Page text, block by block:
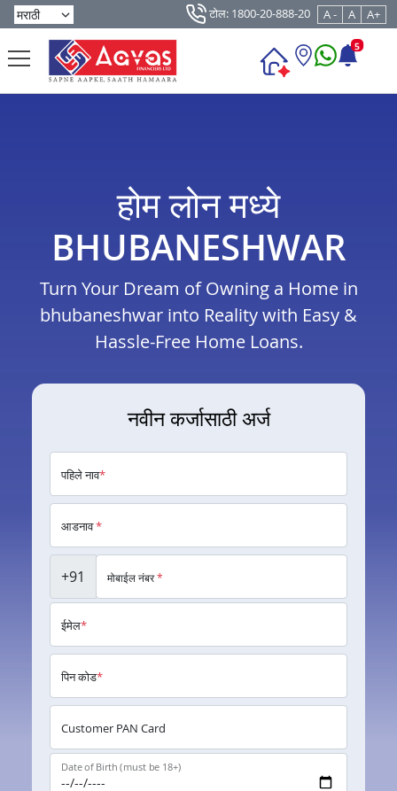
टोल: 1800-20-888-20 A - A A+
5
होम लोन मध्ये
BHUBANESHWAR
Turn Your Dream of Owning a Home in
bhubaneshwar into Reality with Easy &
Hassle-Free Home Loans.
नवीन कर्जासाठी अर्ज
पहिले नाव*
आडनाव*
+91 मोबाईल नंबर*
ईमेल*
पिन कोड*
Customer PAN Card
Date of Birth (must be 18+)